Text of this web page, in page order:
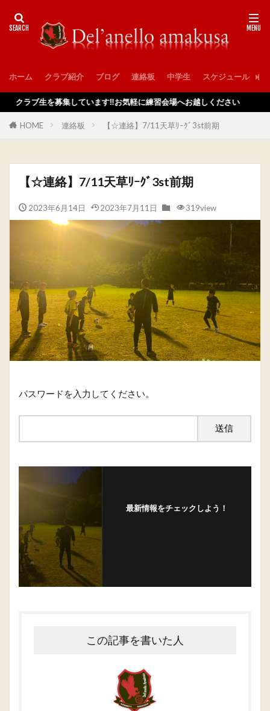
ホーム クラブ紹介 ブログ 連絡板 中学生 スケジュール
ブ生を募集しています‼️お気軽に練習会場へお越しください
HOME 連絡板 【☆連絡】7/11天草ﾘｰｸﾞ3st前期
【☆連絡】7/11天草ﾘｰｸﾞ3st前期
2023年6月14日 2023年7月11日 319view
パスワードを入力してください。
最新情報をチェックしよう！
この記事を書いた人